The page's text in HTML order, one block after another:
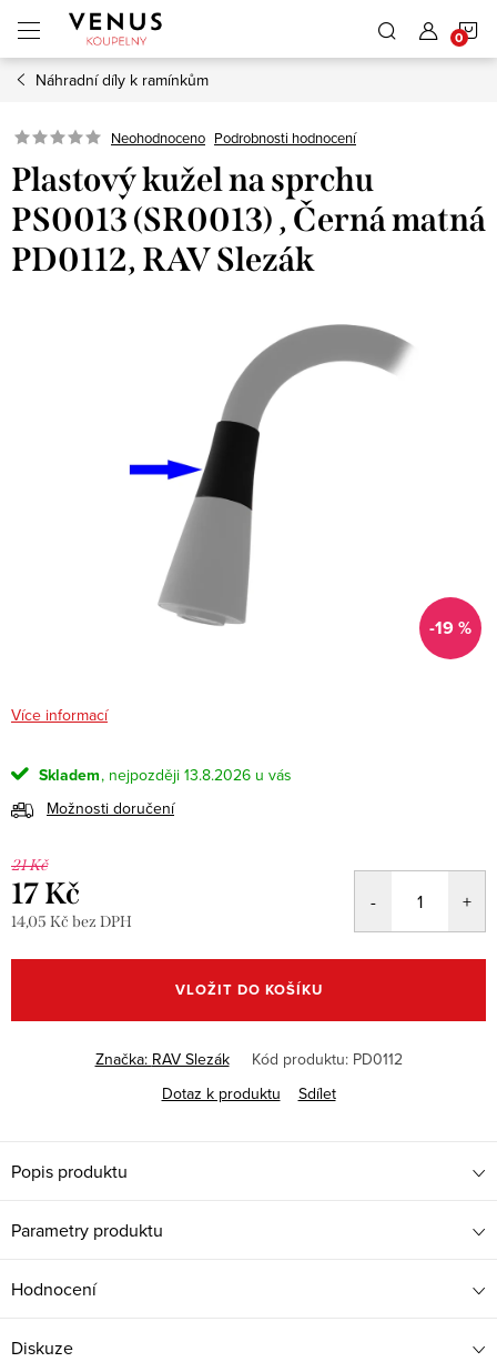
obsah
Náhradní díly k ramínkům
Neohodnoceno Podrobnosti hodnocení
Plastový kužel na sprchu
PS0013 (SR0013) , Černá matná
PD0112, RAV Slezák
-19 %
Více informací
Skladem
13.8.2026
Možnosti doručení
21 Kč
17 Kč
14,05 Kč bez DPH
cena:
VLOŽIT DO KOŠÍKU
Značka: RAV Slezák Kód produktu: PD0112
Dotaz k produktu
Sdílet
Popis produktu
Parametry produktu
Hodnocení
Diskuze